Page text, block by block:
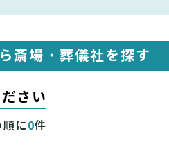
斎場・葬儀社を探す
さい
に0件